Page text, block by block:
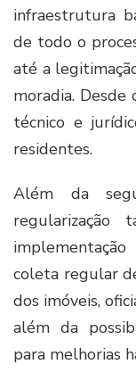
infraestrutura
de todo o
até a
moradia.
técnico e
residentes.
Além da
regularização
coleta regular
dos imóveis,
além da
para melhorias